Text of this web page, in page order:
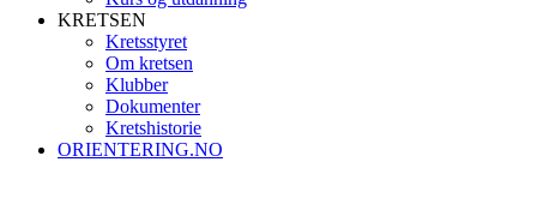
KRETSEN
Kretsstyret
Om kretsen
Klubber
Dokumenter
Kretshistorie
ORIENTERING.NO